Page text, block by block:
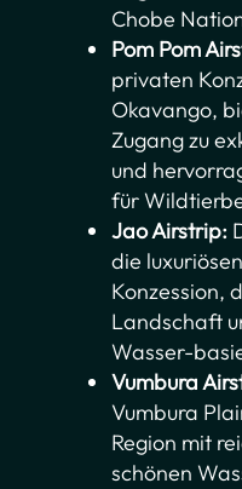
Chobe
Pom Pom
privaten
Okavango,
Zugang zu
und
für
Jao Airstrip:
die
Konzession,
Landschaft
Wasser-
Vumbura
Vumbura
Region mit
schönen